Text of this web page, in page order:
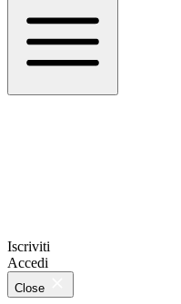
Iscriviti
Accedi
Close